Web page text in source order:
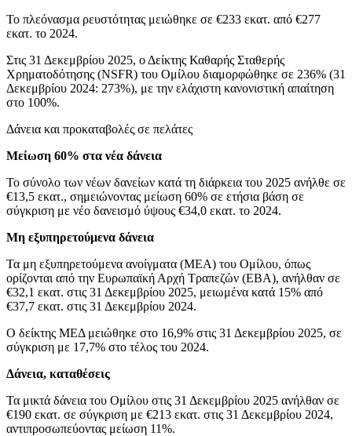
Το πλεόνασμα ρευστότητας μειώθηκε σε €233 εκατ. από €277
εκατ. το 2024.
Στις 31 Δεκεμβρίου 2025, ο Δείκτης Καθαρής Σταθερής
Χρηματοδότησης (NSFR) του Ομίλου διαμορφώθηκε σε 236% (31
Δεκεμβρίου 2024: 273%), με την ελάχιστη κανονιστική απαίτηση
στο 100%.
Δάνεια και προκαταβολές σε πελάτες
Μείωση 60% στα νέα δάνεια
Το σύνολο των νέων δανείων κατά τη διάρκεια του 2025 ανήλθε σε
€13,5 εκατ., σημειώνοντας μείωση 60% σε ετήσια βάση σε
σύγκριση με νέο δανεισμό ύψους €34,0 εκατ. το 2024.
Μη εξυπηρετούμενα δάνεια
Τα μη εξυπηρετούμενα ανοίγματα (ΜΕΑ) του Ομίλου, όπως
ορίζονται από την Ευρωπαϊκή Αρχή Τραπεζών (EBA), ανήλθαν σε
€32,1 εκατ. στις 31 Δεκεμβρίου 2025, μειωμένα κατά 15% από
€37,7 εκατ. στις 31 Δεκεμβρίου 2024.
Ο δείκτης ΜΕΔ μειώθηκε στο 16,9% στις 31 Δεκεμβρίου 2025, σε
σύγκριση με 17,7% στο τέλος του 2024.
Δάνεια, καταθέσεις
Τα μικτά δάνεια του Ομίλου στις 31 Δεκεμβρίου 2025 ανήλθαν σε
€190 εκατ. σε σύγκριση με €213 εκατ. στις 31 Δεκεμβρίου 2024,
αντιπροσωπεύοντας μείωση 11%.